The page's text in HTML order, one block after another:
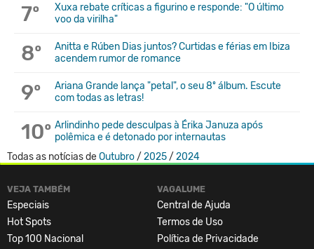
7º
Xuxa rebate críticas a figurino e responde: "O último
voo da virilha"
8º
Anitta e Rúben Dias juntos? Curtidas e férias em Ibiza
acendem rumor de romance
9º
Ariana Grande lança "petal", o seu 8º álbum. Escute
com todas as letras!
10º Arlindinho pede desculpas à Érika Januza após
polêmica e é detonado por internautas
Todas as notícias deOutubro/ 2025/ 2024
VEJA TAMBÉM
Especiais
Hot Spots
Top 100 Nacional
VAGALUME
Central de Ajuda
Termos de Uso
Política de Privacidade